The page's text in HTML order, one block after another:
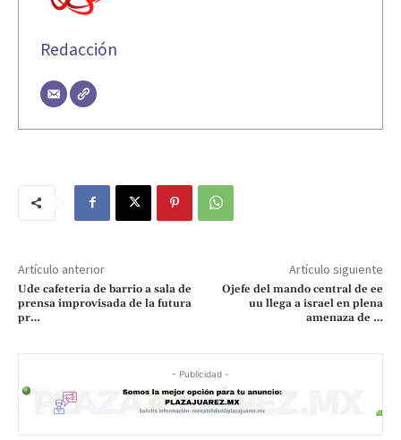
Redacción
Artículo anterior
Ude cafeteria de barrio a sala de
prensa improvisada de la futura
pr…
Artículo siguiente
Ojefe del mando central de ee
uu llega a israel en plena
amenaza de …
- Publicidad -